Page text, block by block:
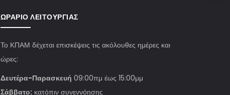
ΩΡΆΡΙΟ ΛΕΙΤΟΥΡΓΊΑΣ
Το ΚΠΑΜ δέχεται επισκέψεις τις ακόλουθες ημέρες και
ώρες:
Δευτέρα-Παρασκευή 09:00πμ έως 15:00μμ
Σάββατο:κατόπιν συνεννόησης